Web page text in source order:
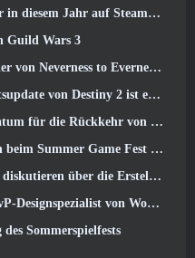
Jahr auf Steam und Purple
Guild Wars 3
Gacha Event so früh zu veranstalten, Aber ich habe mich geirrt
von Destiny 2 ist ein Aufschrei
Victis, Wird es das zweite Mal überleben??
Game Fest zu sehen hoffe
der Lahai-Roi-Mech-Kampfsequenz
Tritt dem League Of Legends MMO-Team bei
Sommerspielfests